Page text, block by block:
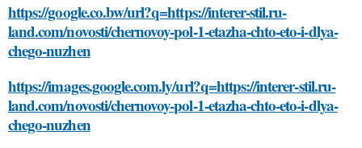
https://google.co.bw/url?q=https://interer-stil.ru-
land.com/novosti/chernovoy-pol-1-etazha-chto-eto-i-dlya-
chego-nuzhen
https://images.google.com.ly/url?q=https://interer-stil.ru-
land.com/novosti/chernovoy-pol-1-etazha-chto-eto-i-dlya-
chego-nuzhen